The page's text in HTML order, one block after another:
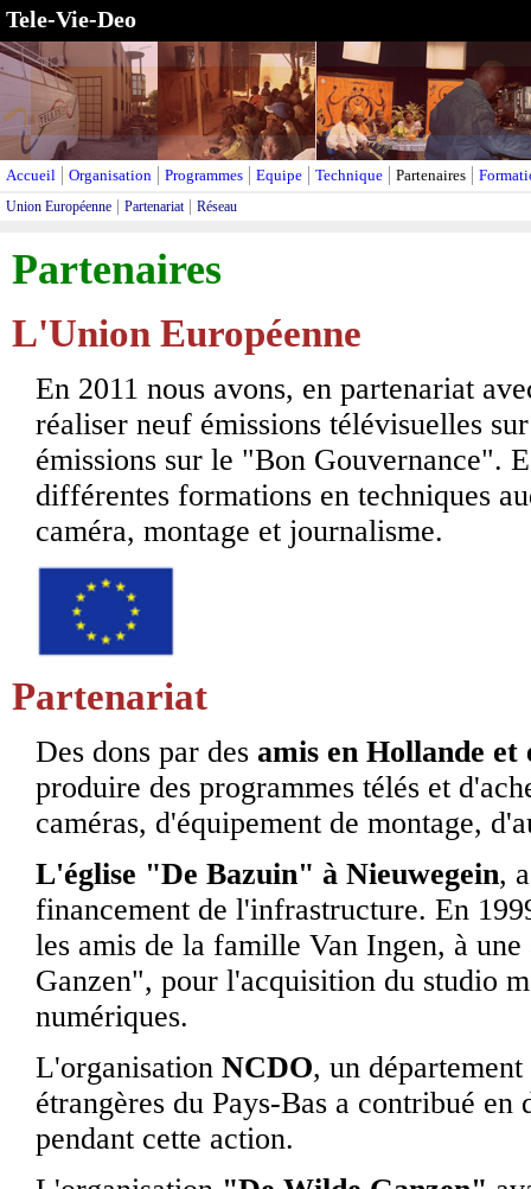
Tele-Vie-Deo
Accueil Organisation Programmes Equipe Technique Partenaires
Union Européenne Partenariat Réseau
Partenaires
L'Union Européenne
En 2011 nous avons, en partenariat
réaliser neuf émissions télévisuelles
émissions sur le "Bon Gouvernance".
différentes formations en techniques
caméra, montage et journalisme.
Partenariat
Des dons par des amis en Hollande et
produire des programmes télés et
caméras, d'équipement de montage,
L'église "De Bazuin" à Nieuwegein,
financement de l'infrastructure. En
les amis de la famille Van Ingen, à
Ganzen", pour l'acquisition du studio
numériques.
L'organisation NCDO, un
étrangères du Pays-Bas a contribué
pendant cette action.